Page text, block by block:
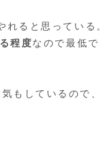
ると思ってい
程度なので最低
もしているので